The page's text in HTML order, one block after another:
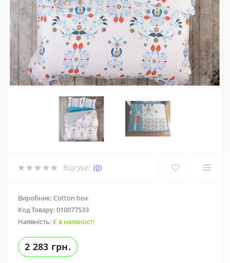
Відгуки: (0)
Виробник: Cotton box
Код Товару:010077533
Наявність:Є в наявності
2 283 грн.